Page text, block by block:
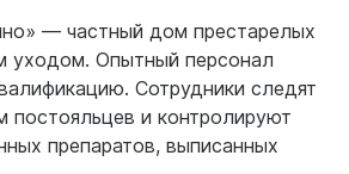
— частный дом престарелых
уходом. Опытный персонал
Сотрудники следят
постояльцев и контролируют
препаратов, выписанных